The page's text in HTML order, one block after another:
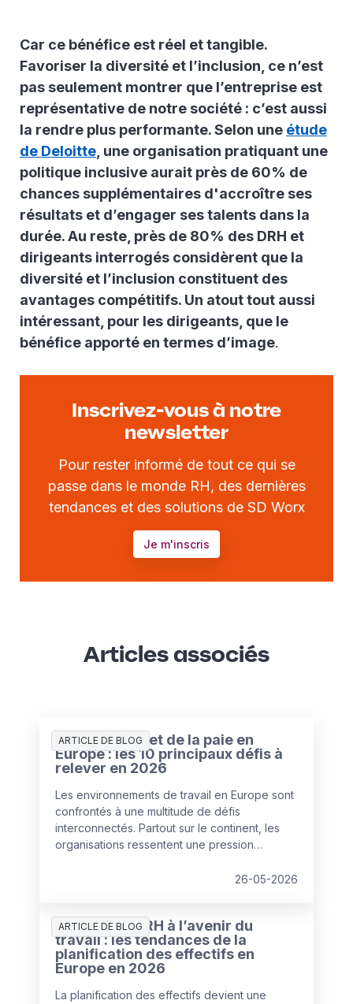
Car ce bénéfice est réel et tangible.
Favoriser la diversité et l’inclusion, ce n’est
pas seulement montrer que l’entreprise est
représentative de notre société : c’est aussi
la rendre plus performante. Selon une étude
de Deloitte , une organisation pratiquant une
politique inclusive aurait près de 60% de
chances supplémentaires d'accroître ses
résultats et d’engager ses talents dans la
durée. Au reste, près de 80% des DRH et
dirigeants interrogés considèrent que la
diversité et l’inclusion constituent des
avantages compétitifs. Un atout tout aussi
intéressant, pour les dirigeants, que le
bénéfice apporté en termes d’image.
Inscrivez-vous à notre
newsletter
Pour rester informé de tout ce qui se
passe dans le monde RH, des dernières
tendances et des solutions de SD Worx
Je m'inscris
Articles associés
ARTICLE DE BLOG
L’état des RH et de la paie en
Europe : les 10 principaux défis à
relever en 2026
Les environnements de travail en Europe sont
confrontés à une multitude de défis
interconnectés. Partout sur le continent, les
organisations ressentent une pression
fragilité, dans un contexte de budgets et de
26-05-2026
ARTICLE DE BLOG
Préparer les RH à l’avenir du
travail : les tendances de la
planification des effectifs en
Europe en 2026
La planification des effectifs devient une